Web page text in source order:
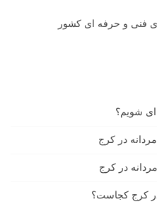
شویم؟
در کرج
در کرج کجاست؟